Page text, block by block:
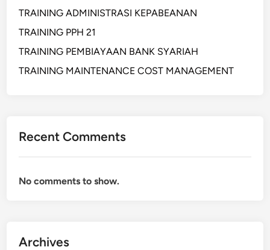
TRAINING ADMINISTRASI KEPABEANAN
TRAINING PPH 21
TRAINING PEMBIAYAAN BANK SYARIAH
TRAINING MAINTENANCE COST MANAGEMENT
Recent Comments
No comments to show.
Archives